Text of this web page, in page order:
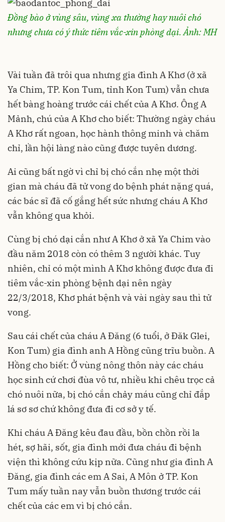
Đồng bào ở vùng sâu, vùng xa thường hay nuôi chó
nhưng chưa có ý thức tiêm vắc-xin phòng dại. Ảnh: MH
Vài tuần đã trôi qua nhưng gia đình A Khơ (ở xã
Ya Chim, TP. Kon Tum, tỉnh Kon Tum) vẫn chưa
hết bàng hoàng trước cái chết của A Khơ. Ông A
Mảnh, chú của A Khơ cho biết: Thường ngày cháu
A Khơ rất ngoan, học hành thông minh và chăm
chỉ, lần hội làng nào cũng được tuyên dương.
Ai cũng bất ngờ vì chỉ bị chó cắn nhẹ một thời
gian mà cháu đã tử vong do bệnh phát nặng quá,
các bác sĩ đã cố gắng hết sức nhưng cháu A Khơ
vẫn không qua khỏi.
Cùng bị chó dại cắn như A Khơ ở xã Ya Chim vào
đầu năm 2018 còn có thêm 3 người khác. Tuy
nhiên, chỉ có một mình A Khơ không được đưa đi
tiêm vắc-xin phòng bệnh dại nên ngày
22/3/2018, Khơ phát bệnh và vài ngày sau thì tử
vong.
Sau cái chết của cháu A Đăng (6 tuổi, ở Đăk Glei,
Kon Tum) gia đình anh A Hồng cũng trĩu buồn. A
Hồng cho biết: Ở vùng nông thôn này các cháu
học sinh cứ chơi đùa vô tư, nhiều khi chêu trọc cả
chó nuôi nữa, bị chó cắn chảy máu cũng chỉ đắp
lá sơ sơ chứ không đưa đi cơ sở y tế.
Khi cháu A Đăng kêu đau đầu, bồn chồn rồi la
hét, sợ hãi, sốt, gia đình mới đưa cháu đi bệnh
viện thì không cứu kịp nữa. Cũng như gia đình A
Đăng, gia đình các em A Sai, A Môn ở TP. Kon
Tum mấy tuần nay vẫn buồn thương trước cái
chết của các em vì bị chó cắn.